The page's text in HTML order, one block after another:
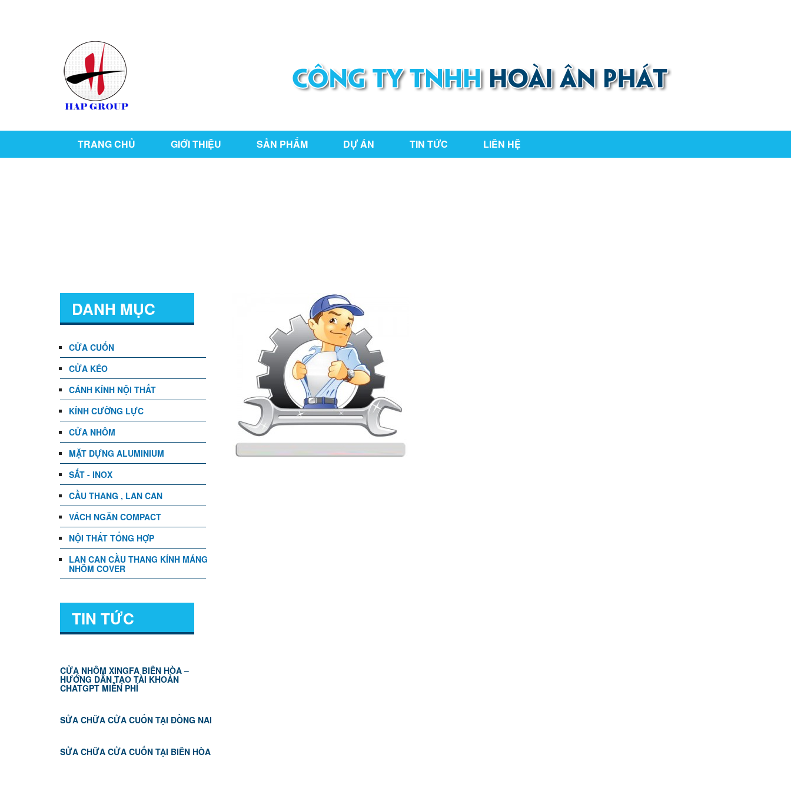
TRANG CHỦ GIỚI THIỆU SẢN PHẨM DỰ ÁN TIN TỨC LIÊN HỆ
DANH MỤC
CỬA CUỐN
CỬA KÉO
CÁNH KÍNH NỘI THẤT
KÍNH CƯỜNG LỰC
CỬA NHÔM
MẶT DỰNG ALUMINIUM
SẮT - INOX
CẦU THANG , LAN CAN
VÁCH NGĂN COMPACT
NỘI THẤT TỔNG HỢP
LAN CAN CẦU THANG KÍNH MÁNG
NHÔM COVER
TIN TỨC
CỬA NHÔM XINGFA BIÊN HÒA –
HƯỚNG DẪN TẠO TÀI KHOẢN
CHATGPT MIỄN PHÍ
SỬA CHỮA CỬA CUỐN TẠI ĐỒNG NAI
SỬA CHỮA CỬA CUỐN TẠI BIÊN HÒA